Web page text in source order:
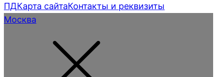
ПДКарта сайтаКонтакты и реквизиты
Москва